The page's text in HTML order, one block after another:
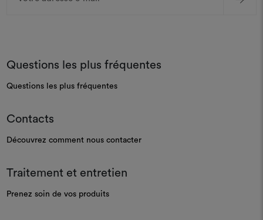
Questions les plus fréquentes
Questions les plus fréquentes
Contacts
Découvrez comment nous contacter
Traitement et entretien
Prenez soin de vos produits